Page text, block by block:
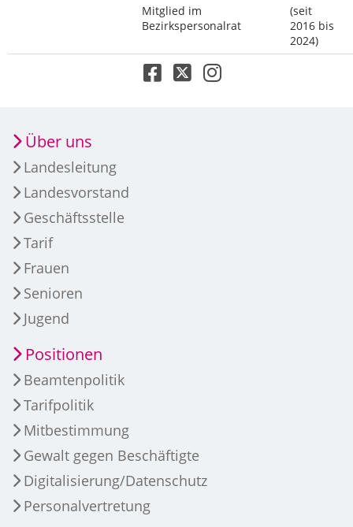
Mitglied im
Bezirkspersonalrat
(seit
2016 bis
2024)
Über uns
Landesleitung
Landesvorstand
Geschäftsstelle
Tarif
Frauen
Senioren
Jugend
Positionen
Beamtenpolitik
Tarifpolitik
Mitbestimmung
Gewalt gegen Beschäftigte
Digitalisierung/Datenschutz
Personalvertretung